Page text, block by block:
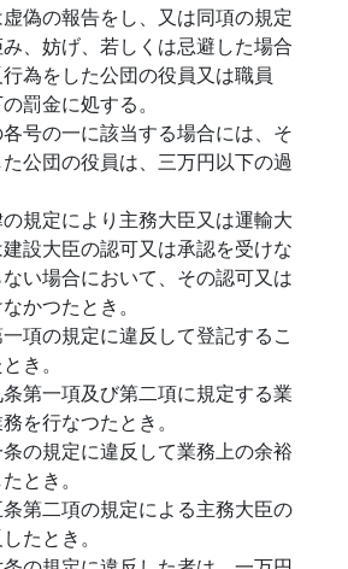
偽の報告をし、又は同項の規定
、妨げ、若しくは忌避した場合
為をした公団の役員又は職員
罰金に処する。
号の一に該当する場合には、そ
公団の役員は、三万円以下の過
規定により主務大臣又は運輸大
設大臣の認可又は承認を受けな
い場合において、その認可又は
かつたとき。
項の規定に違反して登記するこ
き。
第一項及び第二項に規定する業
を行なつたとき。
の規定に違反して業務上の余裕
とき。
第二項の規定による主務大臣の
たとき。